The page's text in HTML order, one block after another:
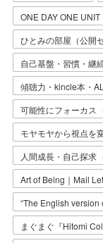
ONE DAY ONE UNIT
ひとみの部屋（公開
自己基盤・習慣・継
傾聴力・kincle本・
可能性にフォーカス
モヤモヤから視点を
人間成長・自己探求
Art of Being｜Mail
“The English version
まぐまぐ『Hitomi